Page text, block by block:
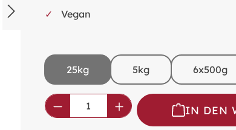
Vegan
25kg 5kg 6x500g
Produkt Anzahl: Gib den
IN DEN